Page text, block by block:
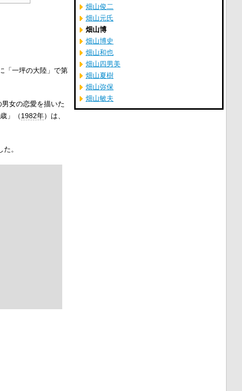
「一坪の大陸」で第
女の恋愛を描いた
」（1982年）は、
。
畑山俊二
畑山元氏
畑山博
畑山博史
畑山和也
畑山四男美
畑山夏樹
畑山弥保
畑山敏夫